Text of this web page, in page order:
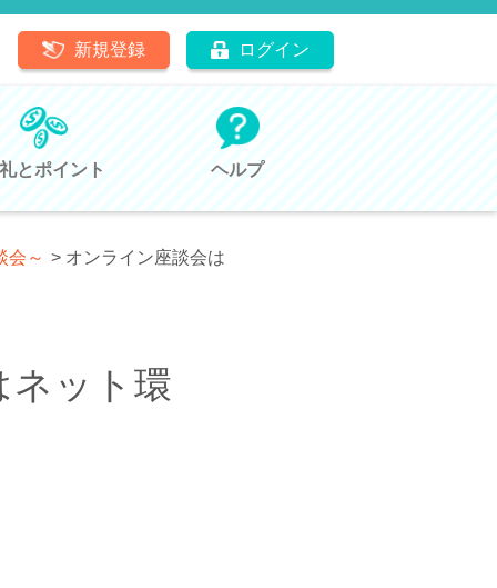
新規登録 ログイン
とポイント ヘルプ
会～ > オンライン座談会は
ネット環